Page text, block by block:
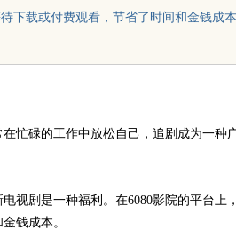
下载或付费观看，节省了时间和金钱成
忙碌的工作中放松自己，追剧成为一种
视剧是一种福利。在6080影院的平台上
钱成本。